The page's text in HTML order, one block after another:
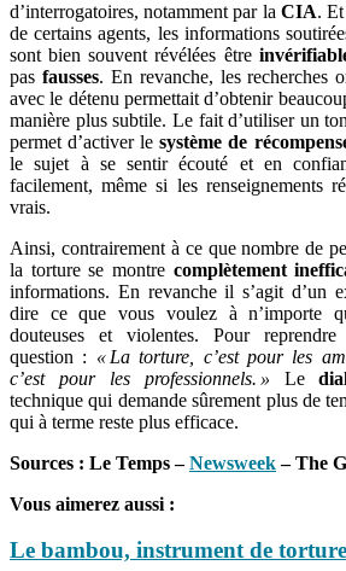
d’interrogatoires, notamment par la CIA.
de certains agents, les informations
sont bien souvent révélées être
pas fausses. En revanche, les recherches
avec le détenu permettait d’obtenir
manière plus subtile. Le fait d’utiliser un
permet d’activer lesystème de
le sujet à se sentir écouté et en
facilement, même si les renseignements
vrais.
Ainsi, contrairement à ce que nombre de
la torture se montre complètement
informations. En revanche il s’agit d’un
dire ce que vous voulez à n’importe
douteuses et violentes. Pour
question : « La torture, c’est pour les
c’est pour les professionnels. » Le
technique qui demande sûrement plus de
qui à terme reste plus efficace.
Sources : Le Temps –Newsweek– The
Vous aimerez aussi :
Le bambou, instrument de